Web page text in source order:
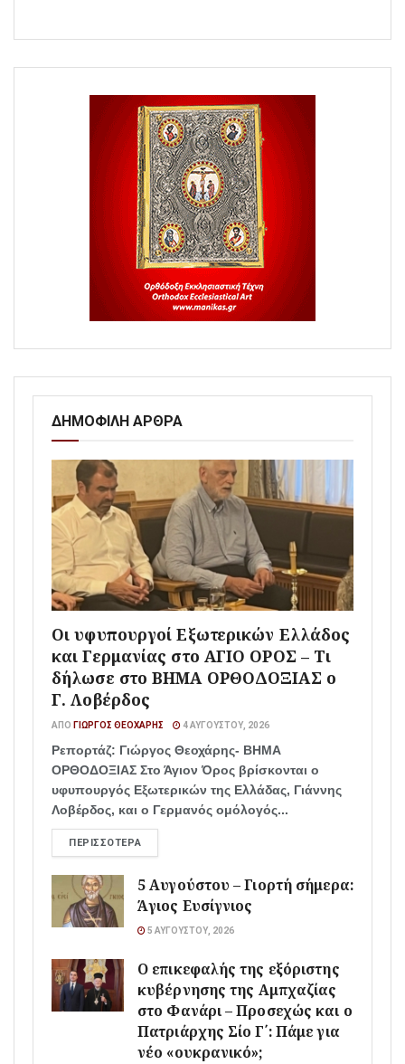
ΔΗΜΟΦΙΛΗ ΑΡΘΡΑ
Οι υφυπουργοί Εξωτερικών Ελλάδος
και Γερμανίας στο ΑΓΙΟ ΟΡΟΣ – Τι
δήλωσε στο ΒΗΜΑ ΟΡΘΟΔΟΞΙΑΣ ο
Γ. Λοβέρδος
ΑΠΌ ΓΙΏΡΓΟΣ ΘΕΟΧΆΡΗΣ 4 ΑΥΓΟΎΣΤΟΥ, 2026
Ρεπορτάζ: Γιώργος Θεοχάρης- ΒΗΜΑ
ΟΡΘΟΔΟΞΙΑΣ Στο Άγιον Όρος βρίσκονται ο
υφυπουργός Εξωτερικών της Ελλάδας, Γιάννης
Λοβέρδος, και ο Γερμανός ομόλογός...
ΠΕΡΙΣΣΌΤΕΡΑ
5 Αυγούστου – Γιορτή σήμερα:
Άγιος Ευσίγνιος
5 ΑΥΓΟΎΣΤΟΥ, 2026
Ο επικεφαλής της εξόριστης
κυβέρνησης της Αμπχαζίας
στο Φανάρι – Προσεχώς και ο
Πατριάρχης Σίο Γ΄: Πάμε για
νέο «ουκρανικό»;